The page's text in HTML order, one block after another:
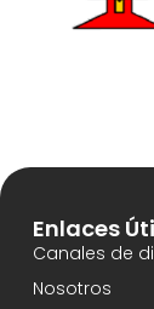
Enlaces
Canales de
Nosotros